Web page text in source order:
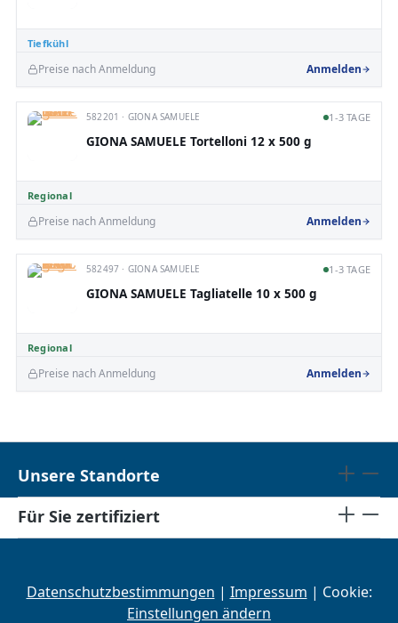
Tiefkühl
Preise nach Anmeldung Anmelden
Regional
582201 · GIONA SAMUELE 1-3 TAGE
GIONA SAMUELE Tortelloni 12 x 500 g
Preise nach Anmeldung Anmelden
Regional
582497 · GIONA SAMUELE 1-3 TAGE
GIONA SAMUELE Tagliatelle 10 x 500 g
Preise nach Anmeldung Anmelden
Unsere Standorte
Für Sie zertifiziert
Datenschutzbestimmungen | Impressum | Cookie:
Einstellungen ändern